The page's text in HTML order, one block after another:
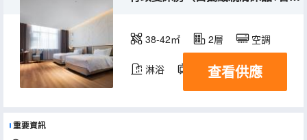
38-42㎡ 2層 空調
淋浴 電視機
查看供應
重要資訊